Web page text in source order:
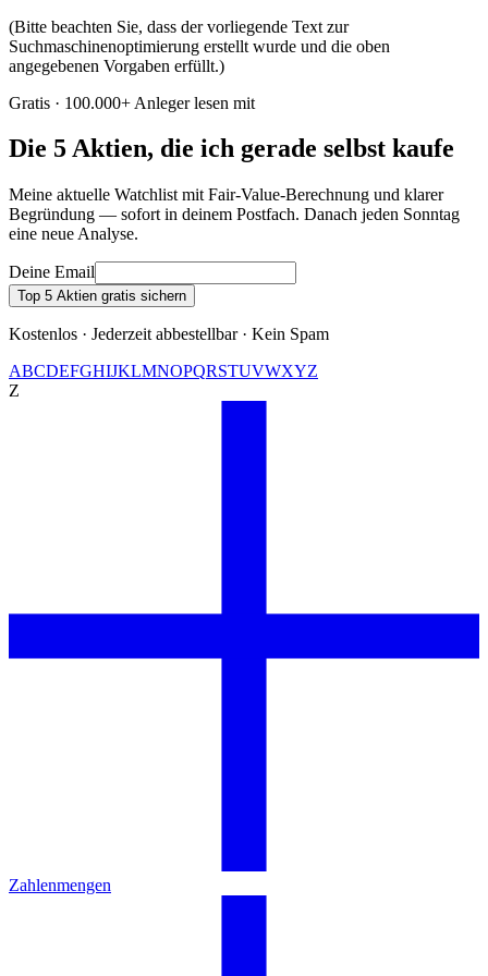
(Bitte beachten Sie, dass der vorliegende Text zur
Suchmaschinenoptimierung erstellt wurde und die oben
angegebenen Vorgaben erfüllt.)
Gratis · 100.000+ Anleger lesen mit
Die 5 Aktien, die ich gerade selbst kaufe
Meine aktuelle Watchlist mit Fair-Value-Berechnung und klarer
Begründung — sofort in deinem Postfach. Danach jeden Sonntag
eine neue Analyse.
Deine Email
Top 5 Aktien gratis sichern
Kostenlos · Jederzeit abbestellbar · Kein Spam
ABCDEFGHIJKLMNOPQRSTUVWXYZ
Z
Zahlenmengen